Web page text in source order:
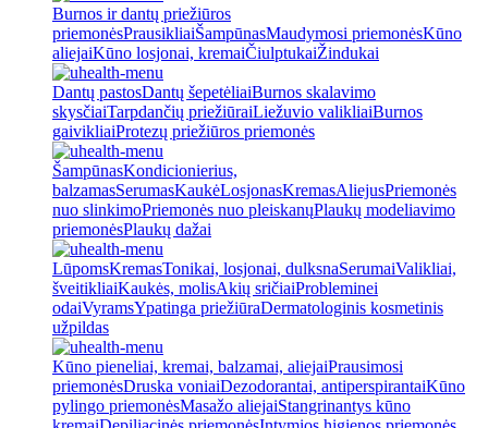
Burnos ir dantų priežiūros
priemonėsPrausikliaiŠampūnasMaudymosi priemonėsKūno
aliejaiKūno losjonai, kremaiČiulptukaiŽindukai
Dantų pastosDantų šepetėliaiBurnos skalavimo
skysčiaiTarpdančių priežiūraiLiežuvio valikliaiBurnos
gaivikliaiProtezų priežiūros priemonės
ŠampūnasKondicionierius,
balzamasSerumasKaukėLosjonasKremasAliejusPriemonės
nuo slinkimoPriemonės nuo pleiskanųPlaukų modeliavimo
priemonėsPlaukų dažai
LūpomsKremasTonikai, losjonai, dulksnaSerumaiValikliai,
šveitikliaiKaukės, molisAkių sričiaiProbleminei
odaiVyramsYpatinga priežiūraDermatologinis kosmetinis
užpildas
Kūno pieneliai, kremai, balzamai, aliejaiPrausimosi
priemonėsDruska voniaiDezodorantai, antiperspirantaiKūno
pylingo priemonėsMasažo aliejaiStangrinantys kūno